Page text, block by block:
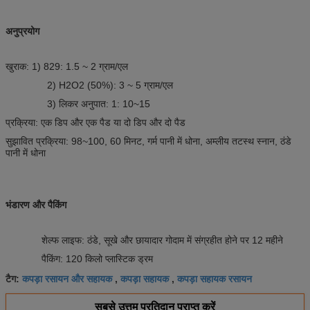
अनुप्रयोग
खुराक: 1) 829: 1.5 ~ 2 ग्राम/एल
2) H2O2 (50%): 3 ~ 5 ग्राम/एल
3) लिकर अनुपात: 1: 10~15
प्रक्रिया: एक डिप और एक पैड या दो डिप और दो पैड
सुझावित प्रक्रिया: 98~100, 60 मिनट, गर्म पानी में धोना, अम्लीय तटस्थ स्नान, ठंडे
पानी में धोना
भंडारण और पैकिंग
शेल्फ लाइफ: ठंडे, सूखे और छायादार गोदाम में संग्रहीत होने पर 12 महीने
पैकिंग: 120 किलो प्लास्टिक ड्रम
टैग: कपड़ा रसायन और सहायक, कपड़ा सहायक, कपड़ा सहायक रसायन
सबसे उत्तम प्रतिदान प्राप्त करें